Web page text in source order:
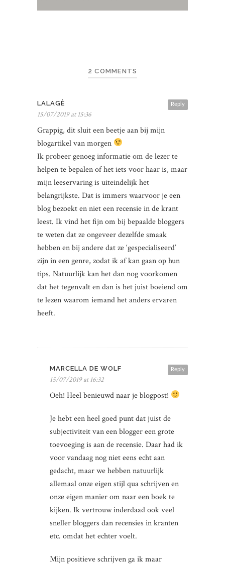
2 COMMENTS
Reply
LALAGÈ
15/07/2019 at 15:36
Grappig, dit sluit een beetje aan bij mijn
blogartikel van morgen
Ik probeer genoeg informatie om de lezer te
helpen te bepalen of het iets voor haar is, maar
mijn leeservaring is uiteindelijk het
belangrijkste. Dat is immers waarvoor je een
blog bezoekt en niet een recensie in de krant
leest. Ik vind het fijn om bij bepaalde bloggers
te weten dat ze ongeveer dezelfde smaak
hebben en bij andere dat ze ‘gespecialiseerd’
zijn in een genre, zodat ik af kan gaan op hun
tips. Natuurlijk kan het dan nog voorkomen
dat het tegenvalt en dan is het juist boeiend om
te lezen waarom iemand het anders ervaren
heeft.
Reply
MARCELLA DE WOLF
15/07/2019 at 16:32
Oeh! Heel benieuwd naar je blogpost!
Je hebt een heel goed punt dat juist de
subjectiviteit van een blogger een grote
toevoeging is aan de recensie. Daar had ik
voor vandaag nog niet eens echt aan
gedacht, maar we hebben natuurlijk
allemaal onze eigen stijl qua schrijven en
onze eigen manier om naar een boek te
kijken. Ik vertrouw inderdaad ook veel
sneller bloggers dan recensies in kranten
etc. omdat het echter voelt.
Mijn positieve schrijven ga ik maar